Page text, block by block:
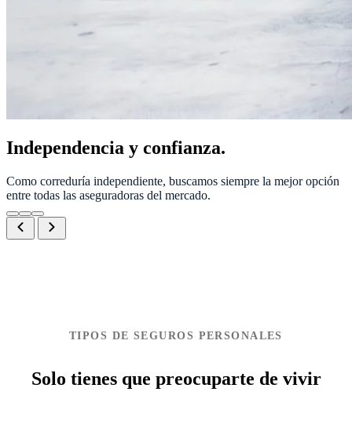
Independencia y confianza.
Como correduría independiente, buscamos siempre la mejor opción
entre todas las aseguradoras del mercado.
TIPOS DE SEGUROS PERSONALES
Solo tienes que preocuparte de vivir